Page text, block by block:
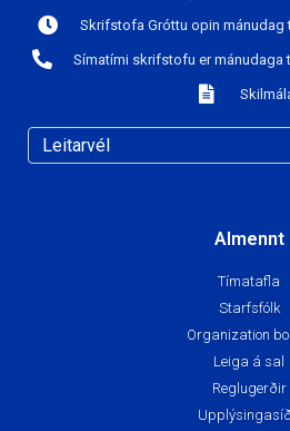
Skrifstofa Gróttu opin mánudag
Símatími skrifstofu er mánudaga
Almennt
Tímatafla
Starfsfólk
Organization
Leiga á sal
Reglugerðir